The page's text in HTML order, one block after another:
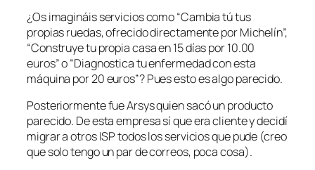
¿Os imagináis servicios como “Cambia tú tus
propias ruedas, ofrecido directamente por Michelín”,
“Construye tu propia casa en 15 días por 10.00
euros” o “Diagnostica tu enfermedad con esta
máquina por 20 euros”? Pues esto es algo parecido.
Posteriormente fue Arsys quien sacó un producto
parecido. De esta empresa sí que era cliente y decidí
migrar a otros ISP todos los servicios que pude (creo
que solo tengo un par de correos, poca cosa).